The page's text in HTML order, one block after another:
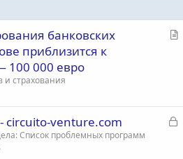
С
банковских
приблизится к
100 000 евро
и страхования
З
circuito-venture.com
Список проблемных программ